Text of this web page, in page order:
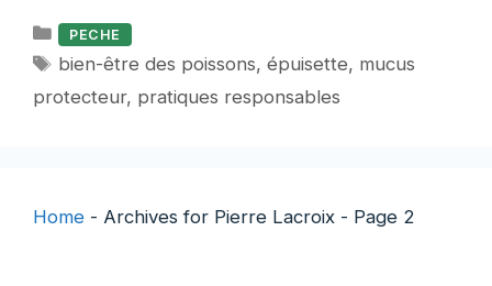
Catégories
PECHE
Étiquettes
bien-être des poissons,épuisette, mucus
protecteur, pratiques responsables
Home - Archives for Pierre Lacroix - Page 2